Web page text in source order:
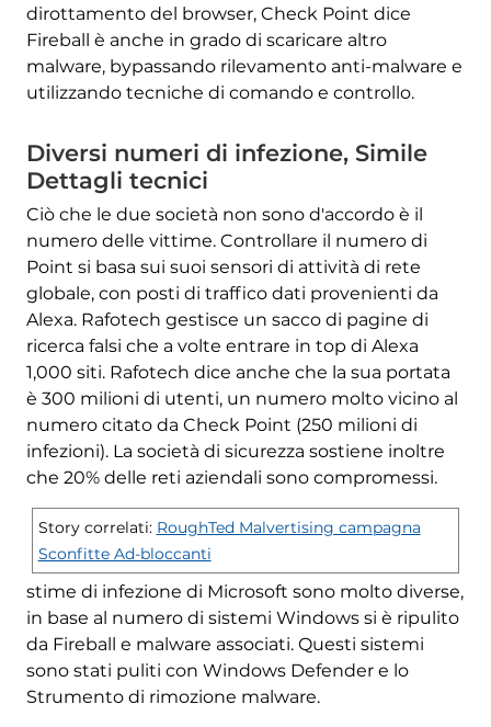
dirottamento del browser, Check Point dice
Fireball è anche in grado di scaricare altro
malware, bypassando rilevamento anti-malware e
utilizzando tecniche di comando e controllo.
Diversi numeri di infezione, Simile
Dettagli tecnici
Ciò che le due società non sono d'accordo è il
numero delle vittime. Controllare il numero di
Point si basa sui suoi sensori di attività di rete
globale, con posti di traffico dati provenienti da
Alexa. Rafotech gestisce un sacco di pagine di
ricerca falsi che a volte entrare in top di Alexa
1,000 siti. Rafotech dice anche che la sua portata
è 300 milioni di utenti, un numero molto vicino al
numero citato da Check Point (250 milioni di
infezioni). La società di sicurezza sostiene inoltre
che 20% delle reti aziendali sono compromessi.
Story correlati: RoughTed Malvertising campagna
Sconfitte Ad-bloccanti
stime di infezione di Microsoft sono molto diverse,
in base al numero di sistemi Windows si è ripulito
da Fireball e malware associati. Questi sistemi
sono stati puliti con Windows Defender e lo
Strumento di rimozione malware.